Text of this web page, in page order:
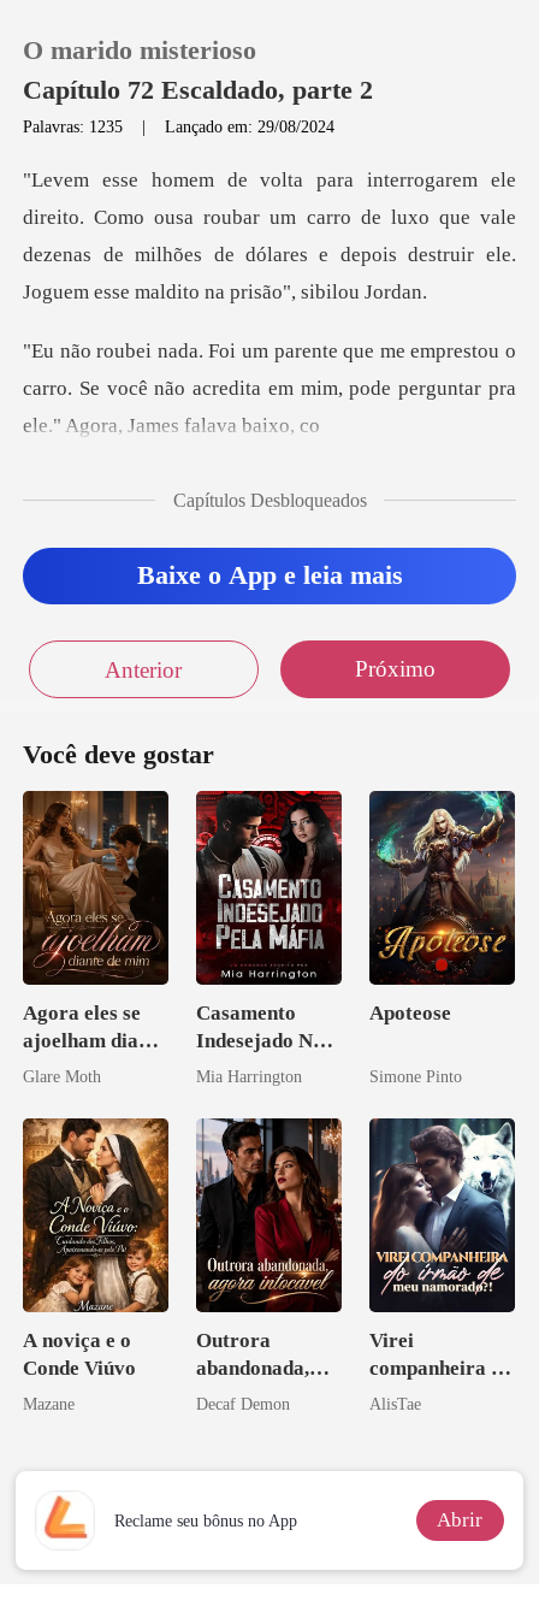
0
Loja
Sair
O marido misterioso
Capítulo 72 Escaldado, parte 2
Palavras: 1235 |Lançado em: 29/08/2024
roubar um carro de luxo que vale
dezenas de milhões de dólares e d
stou o
carro. Se você não acredita em mim, pode
Capítulos Desbloqueados
Baixe o App e leia mais
Anterior Próximo
Você deve gostar
Agora eles se
ajoelham diante
de mim
Glare Moth
Casamento
Indesejado Na
Máfia
Mia Harrington
Apoteose
Simone Pinto
A noviça e o
Conde Viúvo
Mazane
Outrora
abandonada,
agora intocável
Decaf Demon
Virei
companheira do
irmão de meu
AlisTae
Reclame seu bônus no App Abrir